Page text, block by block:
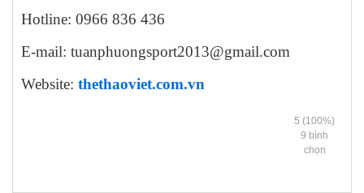
Hotline: 0966 836 436
E-mail: tuanphuongsport2013@gmail.com
Website: thethaoviet.com.vn
5 (100%)
9 bình
chọn